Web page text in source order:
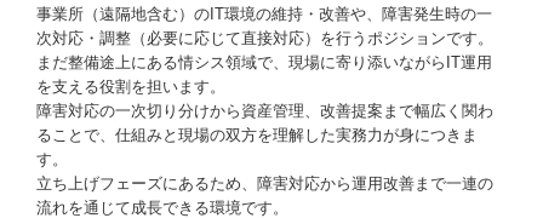
事業所（遠隔地含む）のIT環境の維持・改善や、障害発生時の一
次対応・調整（必要に応じて直接対応）を行うポジションです。
まだ整備途上にある情シス領域で、現場に寄り添いながらIT運用
を支える役割を担います。
障害対応の一次切り分けから資産管理、改善提案まで幅広く関わ
ることで、仕組みと現場の双方を理解した実務力が身につきま
す。
立ち上げフェーズにあるため、障害対応から運用改善まで一連の
流れを通じて成長できる環境です。